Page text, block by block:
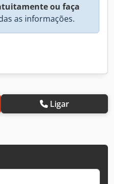
ou faça
as informações.
Ligar